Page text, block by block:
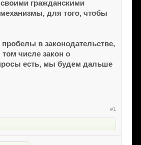
гражданскими
для того, чтобы
в законодательстве,
числе закон о
есть, мы будем дальше
#1